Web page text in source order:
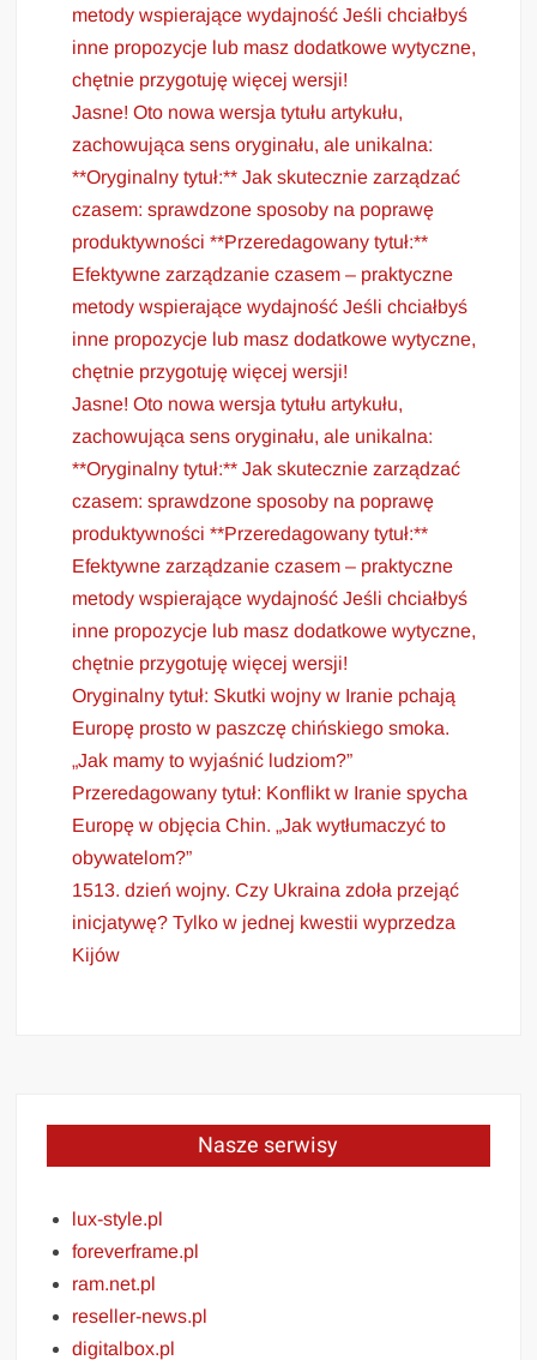
metody wspierające wydajność Jeśli chciałbyś
inne propozycje lub masz dodatkowe wytyczne,
chętnie przygotuję więcej wersji!
Jasne! Oto nowa wersja tytułu artykułu,
zachowująca sens oryginału, ale unikalna:
**Oryginalny tytuł:** Jak skutecznie zarządzać
czasem: sprawdzone sposoby na poprawę
produktywności **Przeredagowany tytuł:**
Efektywne zarządzanie czasem – praktyczne
metody wspierające wydajność Jeśli chciałbyś
inne propozycje lub masz dodatkowe wytyczne,
chętnie przygotuję więcej wersji!
Jasne! Oto nowa wersja tytułu artykułu,
zachowująca sens oryginału, ale unikalna:
**Oryginalny tytuł:** Jak skutecznie zarządzać
czasem: sprawdzone sposoby na poprawę
produktywności **Przeredagowany tytuł:**
Efektywne zarządzanie czasem – praktyczne
metody wspierające wydajność Jeśli chciałbyś
inne propozycje lub masz dodatkowe wytyczne,
chętnie przygotuję więcej wersji!
Oryginalny tytuł: Skutki wojny w Iranie pchają
Europę prosto w paszczę chińskiego smoka.
„Jak mamy to wyjaśnić ludziom?”
Przeredagowany tytuł: Konflikt w Iranie spycha
Europę w objęcia Chin. „Jak wytłumaczyć to
obywatelom?”
1513. dzień wojny. Czy Ukraina zdoła przejąć
inicjatywę? Tylko w jednej kwestii wyprzedza
Kijów
Nasze serwisy
lux-style.pl
foreverframe.pl
ram.net.pl
reseller-news.pl
digitalbox.pl